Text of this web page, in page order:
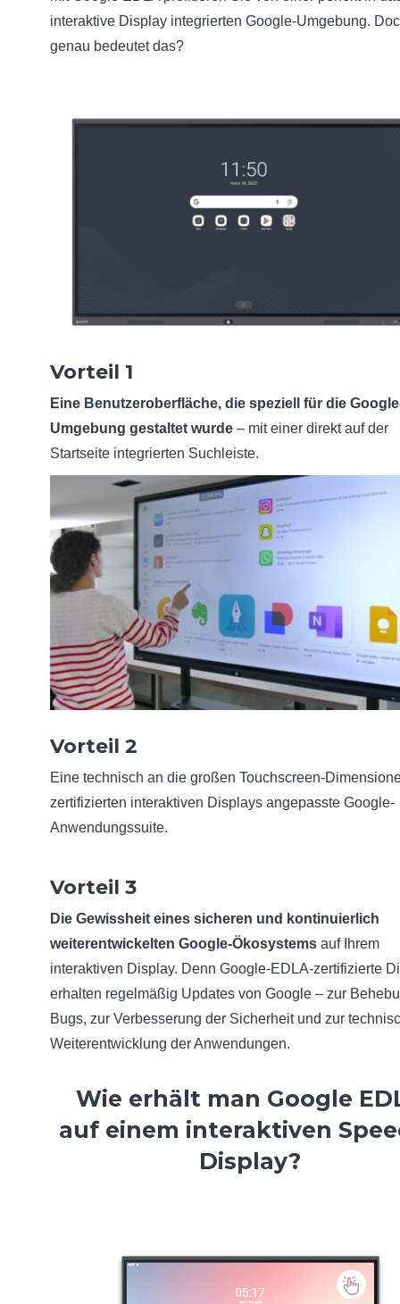
interaktive Display integrierten Google-Umgebung.
genau bedeutet das?
Vorteil 1
Eine Benutzeroberfläche, die speziell für die
Umgebung gestaltet wurde – mit einer direkt auf der
Startseite integrierten Suchleiste.
Vorteil 2
Eine technisch an die großen Touchscreen-
zertifizierten interaktiven Displays angepasste Google-
Anwendungssuite.
Vorteil 3
Die Gewissheit eines sicheren und kontinuierlich
weiterentwickelten Google-Ökosystems auf Ihrem
interaktiven Display. Denn Google-EDLA-zertifizierte
erhalten regelmäßig Updates von Google – zur
Bugs, zur Verbesserung der Sicherheit und zur
Weiterentwicklung der Anwendungen.
Wie erhält man Google
auf einem interaktiven
Display?